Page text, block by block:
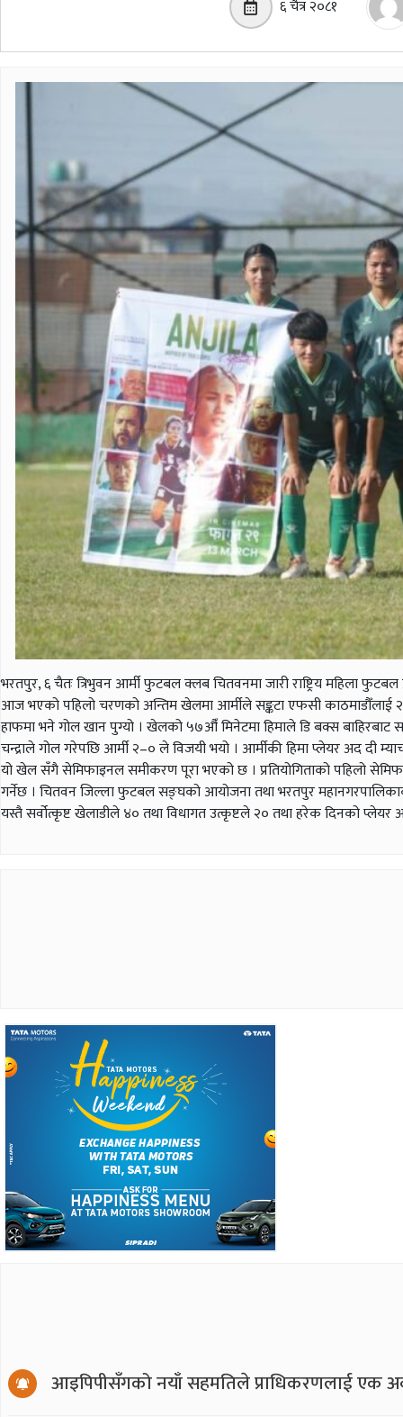
६ चैत्र २०८१
भरतपुर, ६ चैतः त्रिभुवन आर्मी फुटबल क्लब चितवनमा जारी राष्ट्रिय महिला
आज भएको पहिलो चरणको अन्तिम खेलमा आर्मीले सङ्कटा एफसी काठमाडौँलाई
हाफमा भने गोल खान पुग्यो । खेलको ५७औँ मिनेटमा हिमाले डि बक्स बाहिरबाट
चन्द्राले गोल गरेपछि आर्मी २–० ले विजयी भयो । आर्मीकी हिमा प्लेयर अद दी
यो खेल सँगै सेमिफाइनल समीकरण पूरा भएको छ । प्रतियोगिताको पहिलो
गर्नेछ । चितवन जिल्ला फुटबल सङ्घको आयोजना तथा भरतपुर
यस्तै सर्वोत्कृष्ट खेलाडीले ४० तथा विधागत उत्कृष्टले २० तथा हरेक दिनको प्लेयर
आइपिपीसँगको नयाँ सहमतिले प्राधिकरणलाई एक